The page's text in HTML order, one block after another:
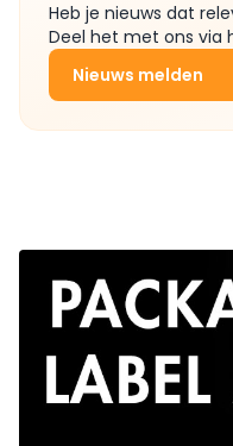
Heb je nieuws dat
Deel het met ons via
Nieuws melden